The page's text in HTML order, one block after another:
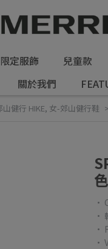
定服飾 兒童款
關於我們
山健行 HIKE, 女-郊山健行鞋
•
•
•
•